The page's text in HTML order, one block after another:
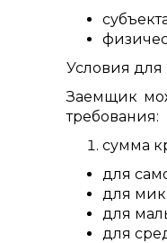
Условия для
Заемщик
требования:
сумма
для
для
для
для